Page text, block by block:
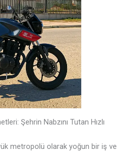
Şehrin Nabzını Tutan Hızlı
metropolü olarak yoğun bir iş ve